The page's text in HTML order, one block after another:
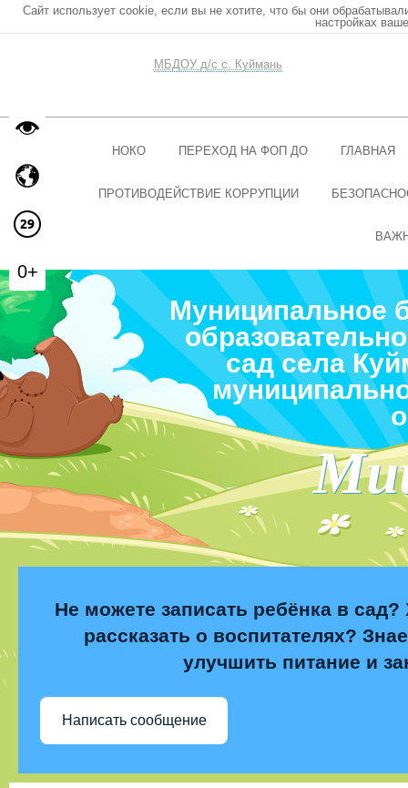
Сайт использует cookie, если вы не хотите, что бы они
настройках
МБДОУ д/с с. Куймань
НОКО ПЕРЕХОД НА ФОП ДО ГЛАВНАЯ
ПРОТИВОДЕЙСТВИЕ КОРРУПЦИИ
Муниципальное
сад села
Не можете записать ребёнка в сад?
рассказать о воспитателях?
улучшить питание и
Написать сообщение
0+